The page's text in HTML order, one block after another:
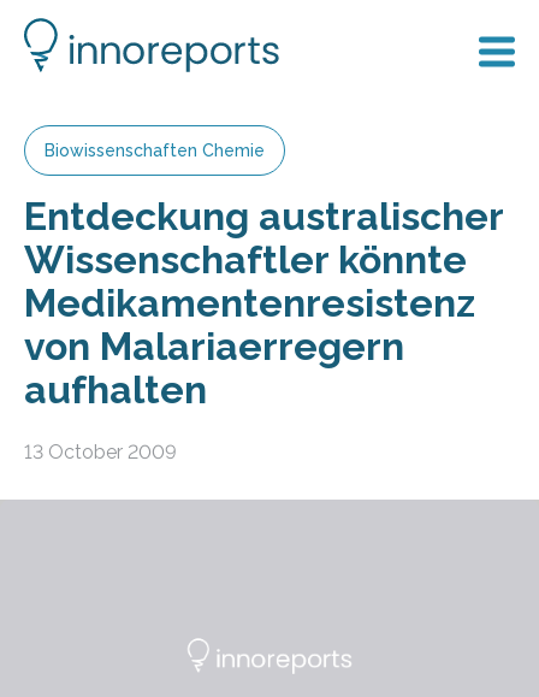
Biowissenschaften Chemie
Entdeckung australischer
Wissenschaftler könnte
Medikamentenresistenz
von Malariaerregern
aufhalten
13 October 2009